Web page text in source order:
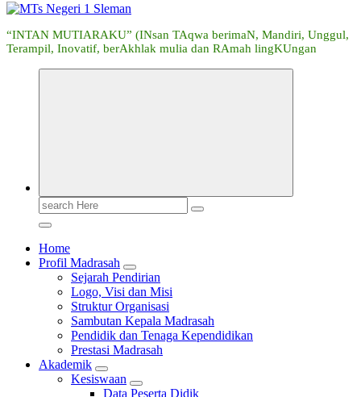
“INTAN MUTIARAKU” (INsan TAqwa berimaN, Mandiri, Unggul,
Terampil, Inovatif, berAkhlak mulia dan RAmah lingKUngan
Search
for:
Home
Profil Madrasah
Sejarah Pendirian
Logo, Visi dan Misi
Struktur Organisasi
Sambutan Kepala Madrasah
Pendidik dan Tenaga Kependidikan
Prestasi Madrasah
Akademik
Kesiswaan
Data Peserta Didik